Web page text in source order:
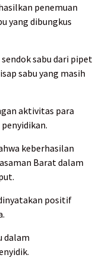
penemuan
yang dibungkus
sabu dari pipet
sabu yang masih
aktivitas para
keberhasilan
Barat dalam
positif
dalam